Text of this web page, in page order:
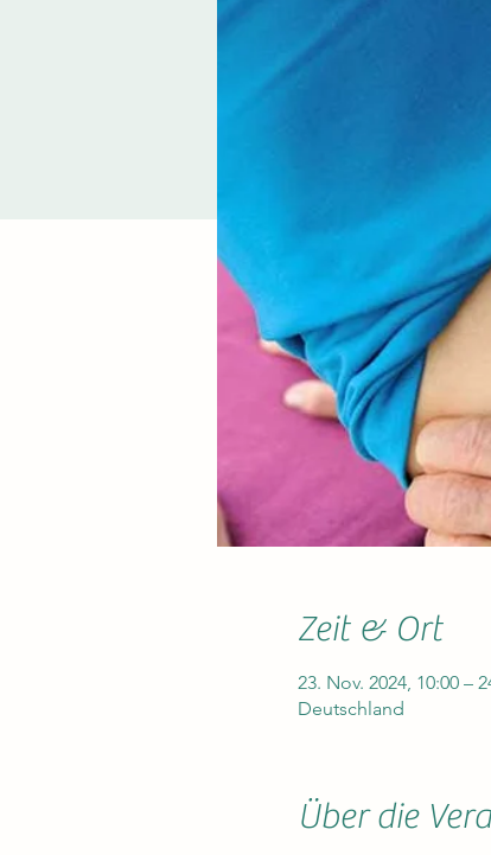
Zeit & Ort
23. Nov. 2024, 10:00 –
Deutschland
Über die